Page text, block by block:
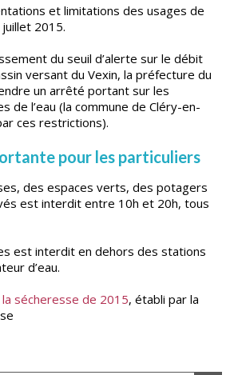
et limitations des usages de
2015.
du seuil d’alerte sur le débit
versant du Vexin, la préfecture du
un arrêté portant sur les
de l’eau (la commune de Cléry-en-
ces restrictions).
pour les particuliers
des espaces verts, des potagers
est interdit entre 10h et 20h, tous
est interdit en dehors des stations
d’eau.
sécheresse de 2015, établi par la